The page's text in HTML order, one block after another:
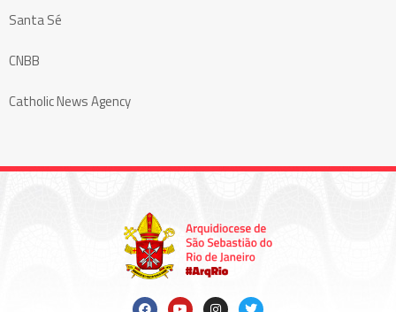
Santa Sé
CNBB
Catholic News Agency